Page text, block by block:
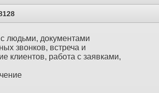
людьми, документами
звонков, встреча и
клиентов, работа с заявками,